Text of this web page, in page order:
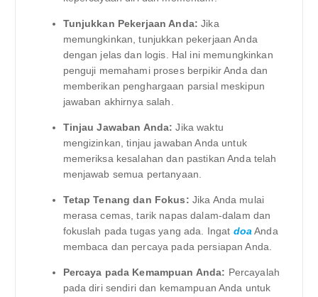
Tunjukkan Pekerjaan Anda: Jika
memungkinkan, tunjukkan pekerjaan Anda
dengan jelas dan logis. Hal ini memungkinkan
penguji memahami proses berpikir Anda dan
memberikan penghargaan parsial meskipun
jawaban akhirnya salah.
Tinjau Jawaban Anda: Jika waktu
mengizinkan, tinjau jawaban Anda untuk
memeriksa kesalahan dan pastikan Anda telah
menjawab semua pertanyaan.
Tetap Tenang dan Fokus: Jika Anda mulai
merasa cemas, tarik napas dalam-dalam dan
fokuslah pada tugas yang ada. Ingat doa Anda
membaca dan percaya pada persiapan Anda.
Percaya pada Kemampuan Anda: Percayalah
pada diri sendiri dan kemampuan Anda untuk